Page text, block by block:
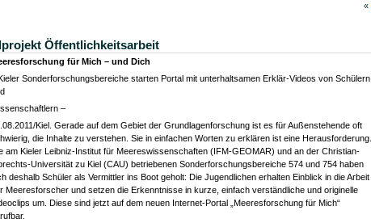
«
Öffentlichkeitsarbeit
für Mich – und Dich
Sonderforschungsbereiche starten Portal mit unterhaltsamen Erklär-Videos von Schülern
–
Kiel. Gerade auf dem Gebiet der Grundlagenforschung ist es für Außenstehende oft
die Inhalte zu verstehen. Sie in einfachen Worten zu erklären ist eine Herausforderung.
am Kieler Leibniz-Institut für Meereswissenschaften (IFM-GEOMAR) und an der Christian-
Universität zu Kiel (CAU) betriebenen Sonderforschungsbereiche 574 und 754 haben
deshalb Schüler als Vermittler ins Boot geholt: Die Jugendlichen erhalten Einblick in die Arbeit
Meeresforscher und setzen die Erkenntnisse in kurze, einfach verständliche und originelle
um. Diese sind jetzt auf dem neuen Internet-Portal „Meeresforschung für Mich“